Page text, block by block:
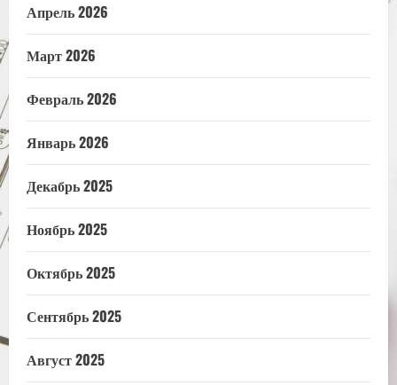
Апрель 2026
Март 2026
Февраль 2026
Январь 2026
Декабрь 2025
Ноябрь 2025
Октябрь 2025
Сентябрь 2025
Август 2025